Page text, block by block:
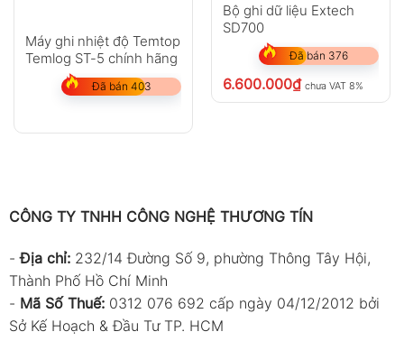
Máy ghi nhiệt độ Temtop
Temlog ST-5 chính hãng
Đã bán 403
Bộ ghi dữ liệu Extech
SD700
Đã bán 376
6.600.000₫ chưa VAT 8%
CÔNG TY TNHH CÔNG NGHỆ THƯƠNG TÍN
-Địa chỉ: 232/14 Đường Số 9, phường Thông Tây Hội,
Thành Phố Hồ Chí Minh
- Mã Số Thuế: 0312 076 692 cấp ngày 04/12/2012 bởi
Sở Kế Hoạch & Đầu Tư TP. HCM